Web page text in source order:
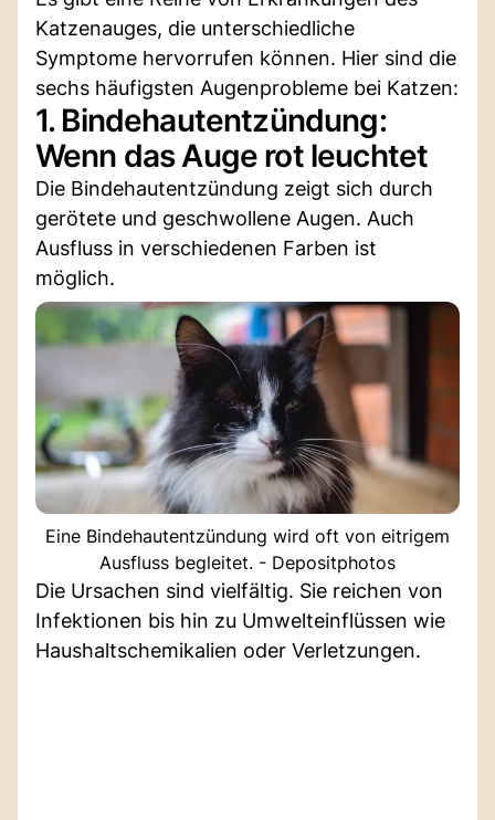
Katzenauges, die unterschiedliche
Symptome hervorrufen können. Hier sind die
sechs häufigsten Augenprobleme bei Katzen:
1. Bindehautentzündung:
Wenn das Auge rot leuchtet
Die Bindehautentzündung zeigt sich durch
gerötete und geschwollene Augen. Auch
Ausfluss in verschiedenen Farben ist
möglich.
Eine Bindehautentzündung wird oft von eitrigem
Ausfluss begleitet. - Depositphotos
Die Ursachen sind vielfältig. Sie reichen von
Infektionen bis hin zu Umwelteinflüssen wie
Haushaltschemikalien oder Verletzungen.